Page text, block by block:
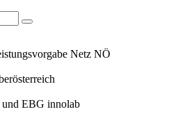
Netz NÖ
EBG innolab